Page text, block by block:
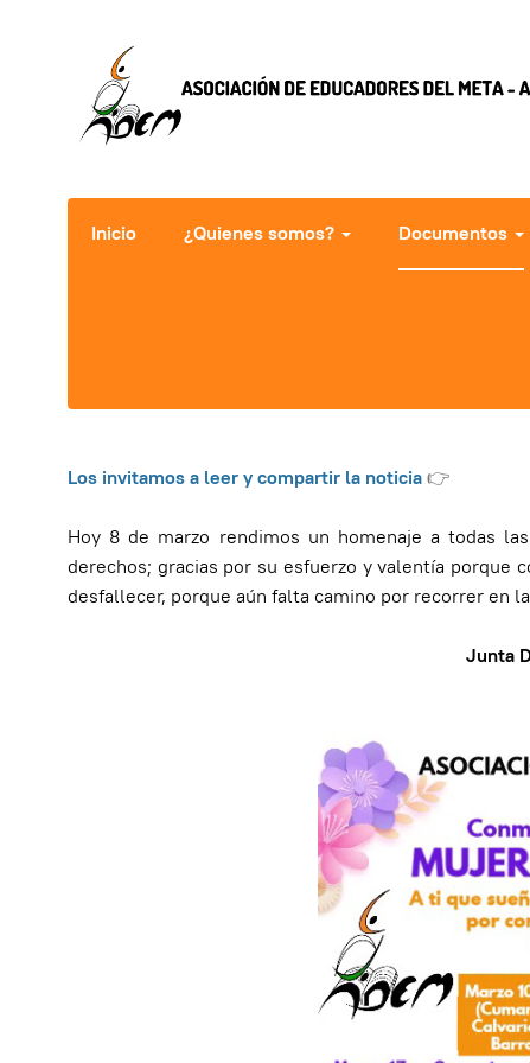
Inicio ¿Quienes somos? Documentos
Los invitamos a leer y compartir la noticia👉
Hoy 8 de marzo rendimos un homenaje a todas
derechos; gracias por su esfuerzo y valentía porque
desfallecer, porque aún falta camino por recorrer en
Junta